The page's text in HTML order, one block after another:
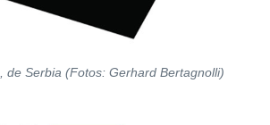
de Serbia (Fotos: Gerhard Bertagnolli)